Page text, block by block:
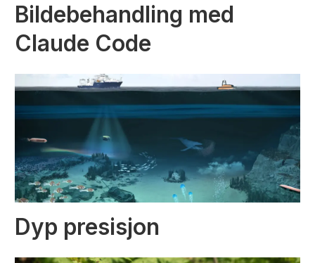
Bildebehandling med
Claude Code
Dyp presisjon